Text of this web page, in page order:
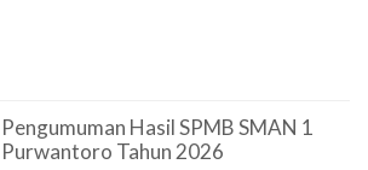
Pengumuman Hasil SPMB SMAN 1
Purwantoro Tahun 2026